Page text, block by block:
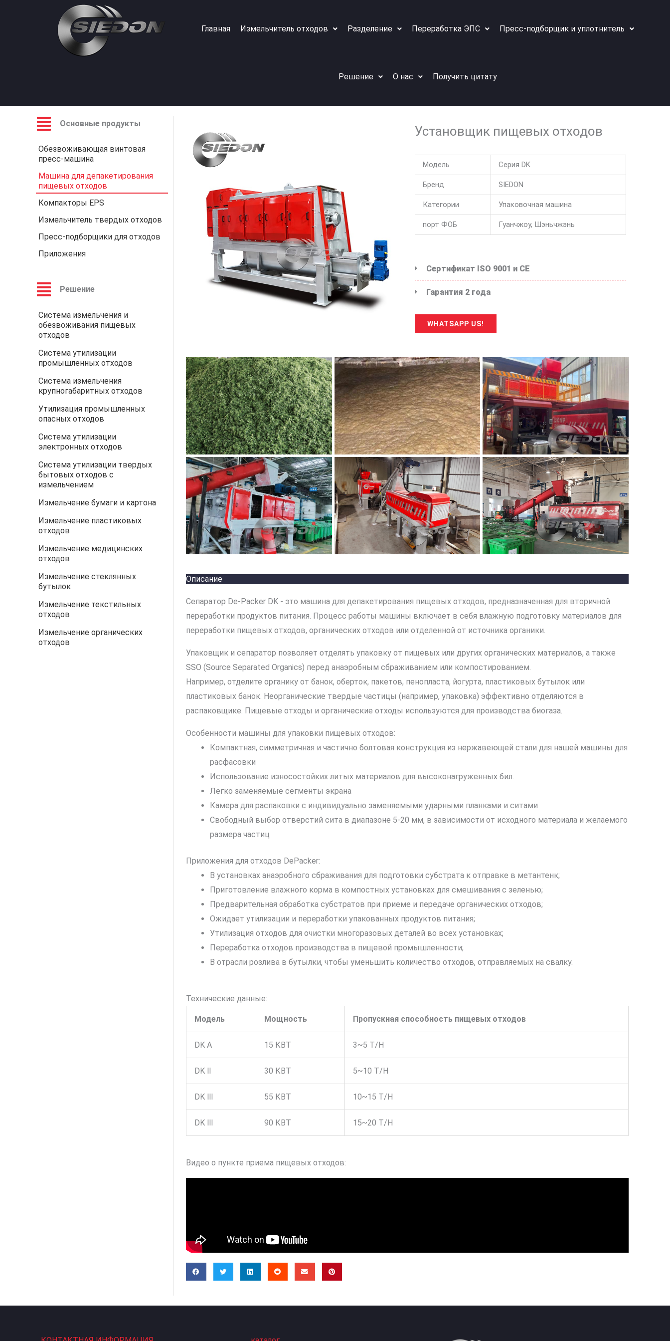
Главная Измельчитель отходов Разделение Переработка ЭПС Пресс-подборщик и уплотнитель
Решение О нас Получить цитату
Основные продукты
Обезвоживающая винтовая
пресс-машина
Машина для депакетирования
пищевых отходов
Компакторы EPS
Измельчитель твердых отходов
Пресс-подборщики для отходов
Приложения
Решение
Система измельчения и
обезвоживания пищевых
отходов
Система утилизации
промышленных отходов
Система измельчения
крупногабаритных отходов
Утилизация промышленных
опасных отходов
Система утилизации
электронных отходов
Система утилизации твердых
бытовых отходов с
измельчением
Измельчение бумаги и картона
Измельчение пластиковых
отходов
Измельчение медицинских
отходов
Измельчение стеклянных
бутылок
Измельчение текстильных
отходов
Измельчение органических
отходов
Установщик пищевых отходов
Модель Серия DK
Бренд SIEDON
Категории Упаковочная машина
порт ФОБ Гуанчжоу, Шэньчжэнь
Сертификат ISO 9001 и CE
Гарантия 2 года
WHATSAPP US!
Описание
Сепаратор De-Packer DK - это машина для депакетирования пищевых отходов, предназначенная для вторичной
переработки продуктов питания. Процесс работы машины включает в себя влажную подготовку материалов для
переработки пищевых отходов, органических отходов или отделенной от источника органики.
Упаковщик и сепаратор позволяет отделять упаковку от пищевых или других органических материалов, а также
SSO (Source Separated Organics) перед анаэробным сбраживанием или компостированием.
Например, отделите органику от банок, оберток, пакетов, пенопласта, йогурта, пластиковых бутылок или
пластиковых банок. Неорганические твердые частицы (например, упаковка) эффективно отделяются в
распаковщике. Пищевые отходы и органические отходы используются для производства биогаза.
Особенности машины для упаковки пищевых отходов:
Компактная, симметричная и частично болтовая конструкция из нержавеющей стали для нашей машины для
расфасовки
Использование износостойких литых материалов для высоконагруженных бил.
Легко заменяемые сегменты экрана
Камера для распаковки с индивидуально заменяемыми ударными планками и ситами
Свободный выбор отверстий сита в диапазоне 5-20 мм, в зависимости от исходного материала и желаемого
размера частиц
Приложения для отходов DePacker:
В установках анаэробного сбраживания для подготовки субстрата к отправке в метантенк;
Приготовление влажного корма в компостных установках для смешивания с зеленью;
Предварительная обработка субстратов при приеме и передаче органических отходов;
Ожидает утилизации и переработки упакованных продуктов питания;
Утилизация отходов для очистки многоразовых деталей во всех установках;
Переработка отходов производства в пищевой промышленности;
В отрасли розлива в бутылки, чтобы уменьшить количество отходов, отправляемых на свалку.
Технические данные:
Модель Мощность Пропускная способность пищевых отходов
DK A 15 КВТ 3~5 T/H
DK Ⅱ 30 КВТ 5~10 T/H
DK Ⅲ 55 КВТ 10~15 T/H
DK Ⅲ 90 КВТ 15~20 T/H
Видео о пункте приема пищевых отходов: